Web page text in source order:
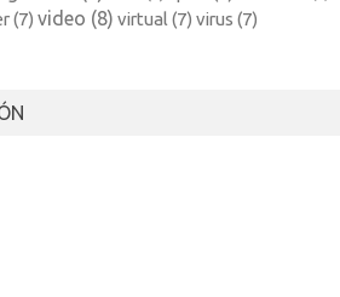
(7) video (8) virtual (7) virus (7)